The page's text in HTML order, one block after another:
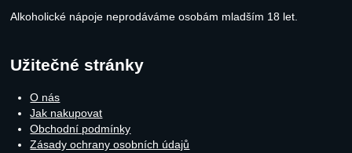
Alkoholické nápoje neprodáváme osobám mladším 18 let.
Užitečné stránky
O nás
Jak nakupovat
Obchodní podmínky
Zásady ochrany osobních údajů